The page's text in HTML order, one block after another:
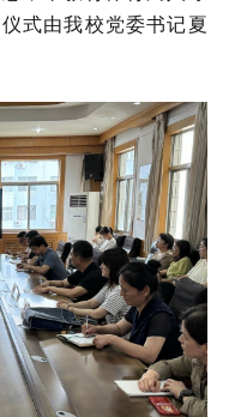
式由我校党委书记夏